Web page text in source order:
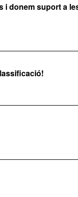
i donem suport a